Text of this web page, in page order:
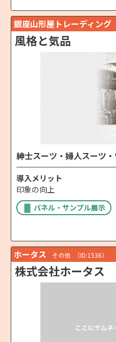
銀座山形屋トレーディング
風格と気品
紳士スーツ・婦人スーツ
導入メリット
印象の向上
パネル・サンプル展示
ホータス その他 （ID:1536）
株式会社ホータス